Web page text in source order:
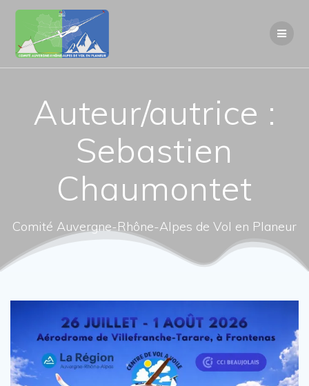
Auteur/autrice :
Sebastien
Chaumontet
Comité Auvergne-Rhône-Alpes de Vol en Planeur